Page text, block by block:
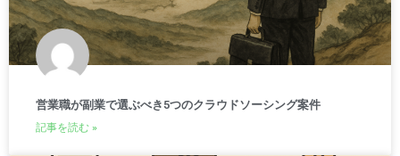
営業職が副業で選ぶべき5つのクラウドソーシング案件
記事を読む »